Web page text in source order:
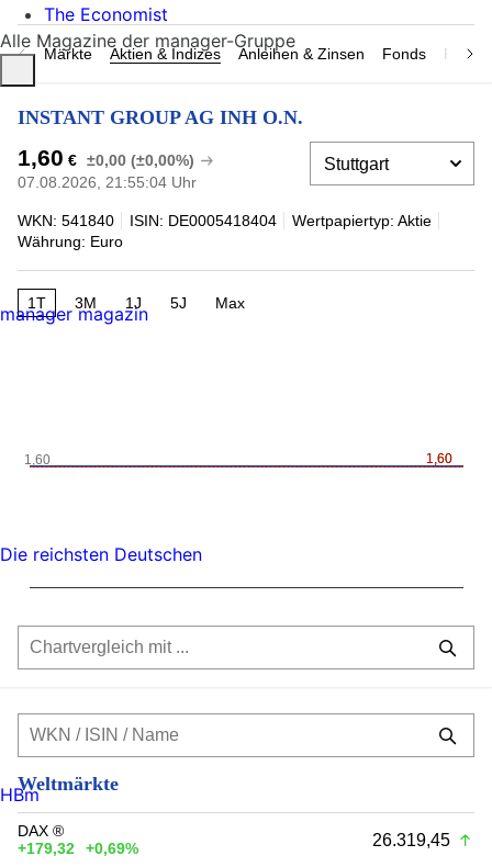
Märkte Aktien & Indizes Anleihen & Zinsen Fonds
INSTANT GROUP AG INH O.N.
1,60 € ±0,00 (±0,00%)
07.08.2026, 21:55:04 Uhr
WKN: 541840 ISIN: DE0005418404
Wertpapiertyp: Aktie
Währung: Euro
1T 3M 1J 5J Max
1,60
1,60
1,60
Weltmärkte
DAX ®
+179,32
+0,69% 26.319,45
The Economist
Alle Magazine der manager-Gruppe
manager magazin
Die reichsten Deutschen
HBm